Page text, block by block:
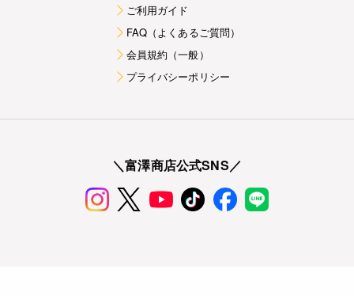
ご利用ガイド
FAQ（よくあるご質問）
会員規約（一般）
プライバシーポリシー
＼富澤商店公式SNS／